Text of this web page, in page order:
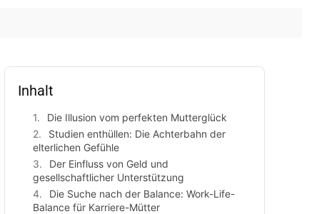
Inhalt
Die Illusion vom perfekten Mutterglück
Studien enthüllen: Die Achterbahn der
elterlichen Gefühle
Der Einfluss von Geld und
gesellschaftlicher Unterstützung
Die Suche nach der Balance: Work-Life-
Balance für Karriere-Mütter